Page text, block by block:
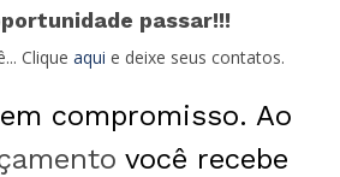
passar!!!
Clique aqui e deixe seus contatos.
compromisso. Ao
você recebe